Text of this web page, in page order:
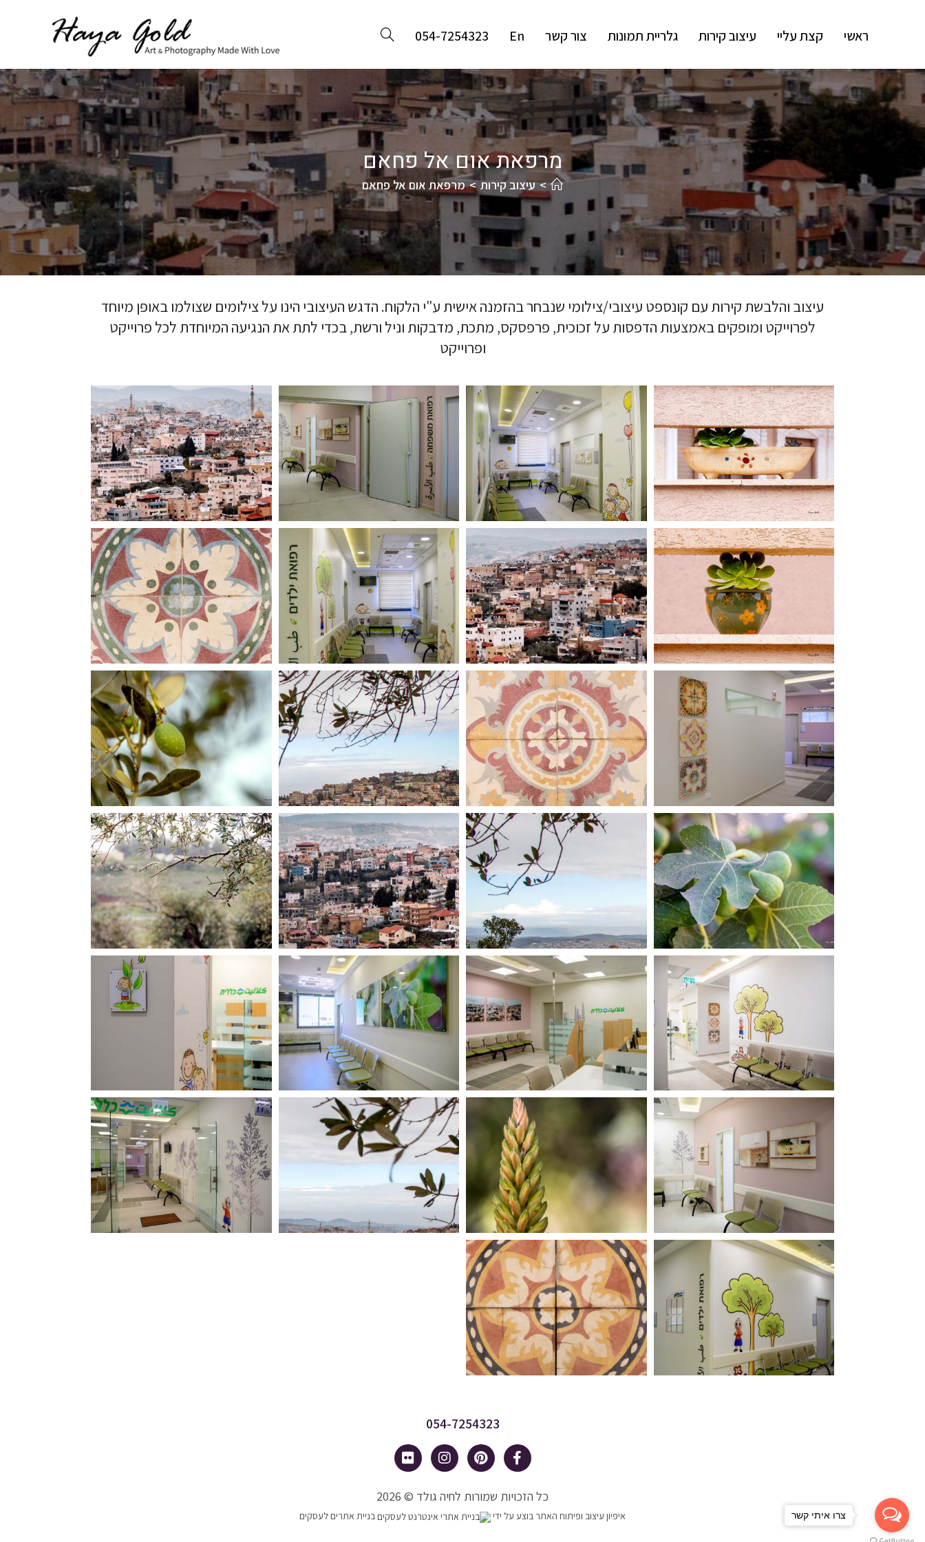
ראשי קצת עליי עיצוב קירות גלריית תמונות צור קשר En
054-7254323
מרפאת אום אל פחאם
> עיצוב קירות > מרפאת אום אל פחאם
עיצוב והלבשת קירות עם קונספט עיצובי/צילומי שנבחר בהזמנה אישית ע"י הלקוח. הדגש העיצובי הינו על צילומים שצולמו באופן מיוחד
לפרוייקט ומופקים באמצעות הדפסות על זכוכית, פרפסקס, מתכת, מדבקות וניל ורשת, בכדי לתת את הנגיעה המיוחדת לכל פרוייקט
ופרוייקט
054-7254323
כל הזכויות שמורות לחיה גולד © 2026
איפיון עיצוב ופיתוח האתר בוצע על ידי בניית אתרים לעסקים צרו איתי קשר